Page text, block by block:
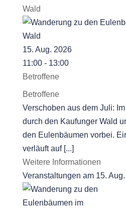
Wald
15. Aug. 2026
11:00 - 13:00
Betroffene
Betroffene
Verschoben aus dem Juli:
durch den Kaufunger Wald
den Eulenbäumen vorbei.
verläuft auf [...]
Weitere Informationen
Veranstaltungen am 15.